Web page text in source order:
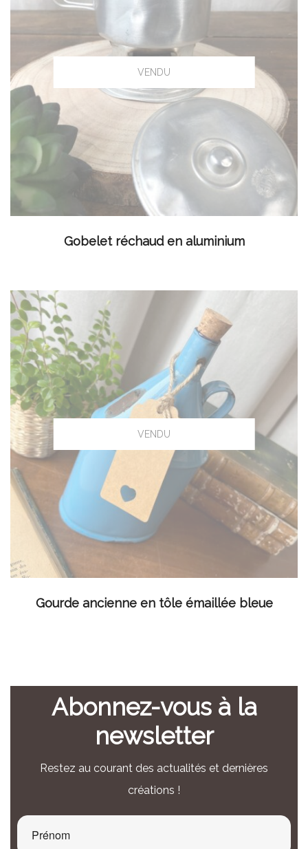
LIRE LA SUITE
Gobelet réchaud en aluminium
LIRE LA SUITE
Gourde ancienne en tôle émaillée bleue
Abonnez-vous à la
newsletter
Restez au courant des actualités et dernières
créations !